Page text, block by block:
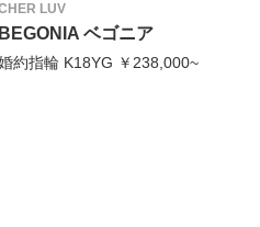
LUV
BEGONIA ベゴニア
約指輪 K18YG ￥238,000~